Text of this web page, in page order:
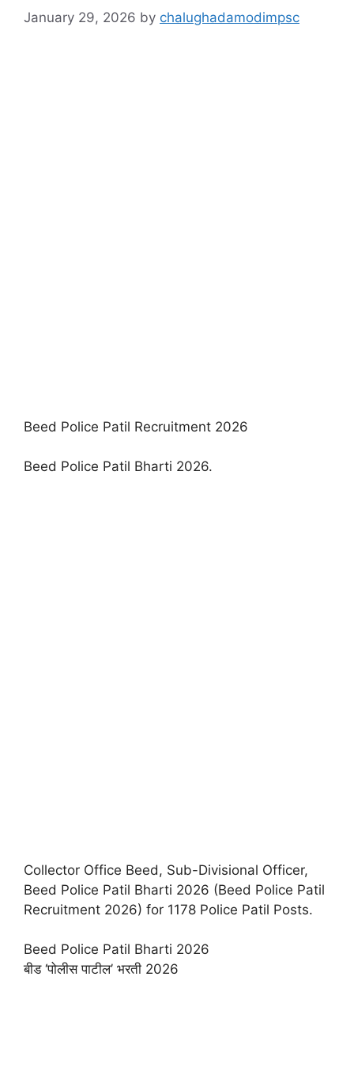
January 29, 2026 by chalughadamodimpsc
Beed Police Patil Recruitment 2026
Beed Police Patil Bharti 2026.
Collector Office Beed, Sub-Divisional Officer,
Beed Police Patil Bharti 2026 (Beed Police Patil
Recruitment 2026) for 1178 Police Patil Posts.
Beed Police Patil Bharti 2026
बीड ‘पोलीस पाटील’ भरती 2026